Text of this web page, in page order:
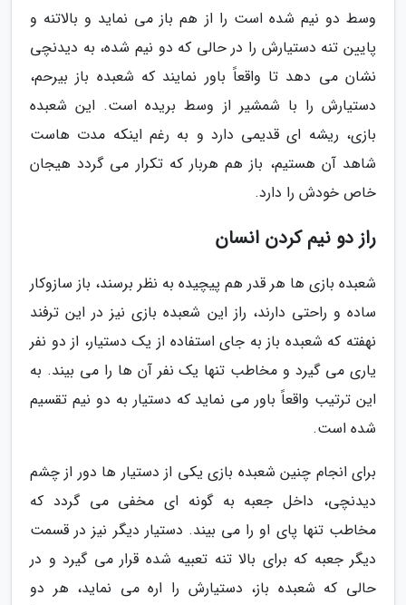
وسط دو نیم شده است را از هم باز می نماید و بالاتنه و
پایین تنه دستیارش را در حالی که دو نیم شده، به دیدنچی
نشان می دهد تا واقعاً باور نمایند که شعبده باز بیرحم،
دستیارش را با شمشیر از وسط بریده است. این شعبده
بازی، ریشه ای قدیمی دارد و به رغم اینکه مدت هاست
شاهد آن هستیم، باز هم هربار که تکرار می گردد هیجان
خاص خودش را دارد.
راز دو نیم کردن انسان
شعبده بازی ها هر قدر هم پیچیده به نظر برسند، باز سازوکار
ساده و راحتی دارند، راز این شعبده بازی نیز در این ترفند
نهفته که شعبده باز به جای استفاده از یک دستیار، از دو نفر
یاری می گیرد و مخاطب تنها یک نفر آن ها را می بیند. به
این ترتیب واقعاً باور می نماید که دستیار به دو نیم تقسیم
شده است.
برای انجام چنین شعبده بازی یکی از دستیار ها دور از چشم
دیدنچی، داخل جعبه به گونه ای مخفی می گردد که
مخاطب تنها پای او را می بیند. دستیار دیگر نیز در قسمت
دیگر جعبه که برای بالا تنه تعبیه شده قرار می گیرد و در
حالی که شعبده باز، دستیارش را اره می نماید، هر دو